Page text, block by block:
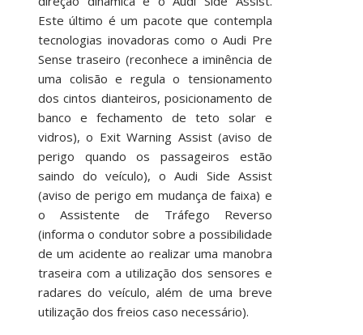
Este último é um pacote que contempla
tecnologias inovadoras como o Audi Pre
Sense traseiro (reconhece a iminência de
uma colisão e regula o tensionamento
dos cintos dianteiros, posicionamento de
banco e fechamento de teto solar e
vidros), o Exit Warning Assist (aviso de
perigo quando os passageiros estão
saindo do veículo), o Audi Side Assist
(aviso de perigo em mudança de faixa) e
o Assistente de Tráfego Reverso
(informa o condutor sobre a possibilidade
de um acidente ao realizar uma manobra
traseira com a utilização dos sensores e
radares do veículo, além de uma breve
utilização dos freios caso necessário).